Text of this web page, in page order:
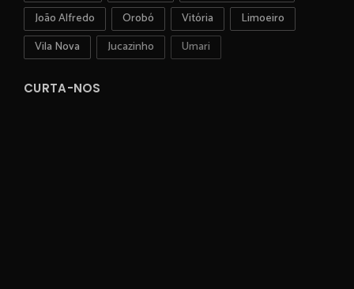
João Alfredo
Orobó Vitória
Limoeiro
Vila Nova
Jucazinho Umari
CURTA-NOS